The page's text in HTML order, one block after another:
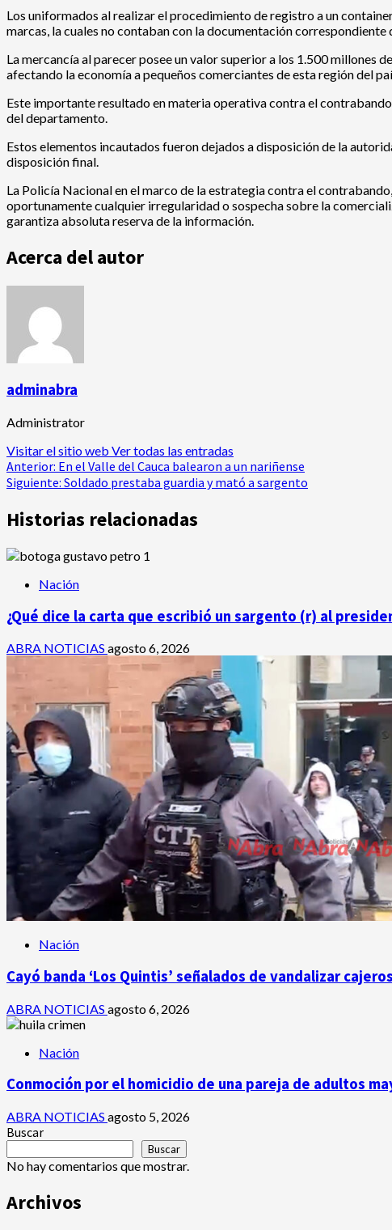
Los uniformados al realizar el procedimiento de registro a un
marcas, la cuales no contaban con la documentación
La mercancía al parecer posee un valor superior a los 1.500 millones
afectando la economía a pequeños comerciantes de esta región del
Este importante resultado en materia operativa contra el
del departamento.
Estos elementos incautados fueron dejados a disposición de la
disposición final.
La Policía Nacional en el marco de la estrategia contra el
oportunamente cualquier irregularidad o sospecha sobre la
garantiza absoluta reserva de la información.
Acerca del autor
adminabra
Administrator
Visitar el sitio web Ver todas las entradas
Navegación
de
entradas
Anterior: En el Valle del Cauca balearon a un nariñense
Siguiente: Soldado prestaba guardia y mató a sargento
Historias relacionadas
Nación
¿Qué dice la carta que escribió un sargento (r) al
ABRA NOTICIAS agosto 6, 2026
Nación
Cayó banda ‘Los Quintis’ señalados de vandalizar
ABRA NOTICIAS agosto 6, 2026
Nación
Conmoción por el homicidio de una pareja de adultos
ABRA NOTICIAS agosto 5, 2026
Buscar
Buscar
No hay comentarios que mostrar.
Archivos